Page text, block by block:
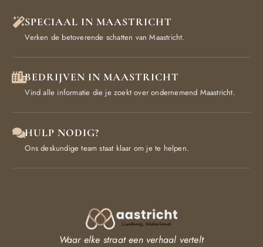
SPECIAAL IN MAASTRICHT
Verken de betoverende schatten van Maastricht.
BEDRIJVEN IN MAASTRICHT
Vind alle informatie die je zoekt over ondernemend Maastricht.
HULP NODIG?
Ons deskundige team staat klaar om je te helpen.
Waar elke straat een verhaal vertelt